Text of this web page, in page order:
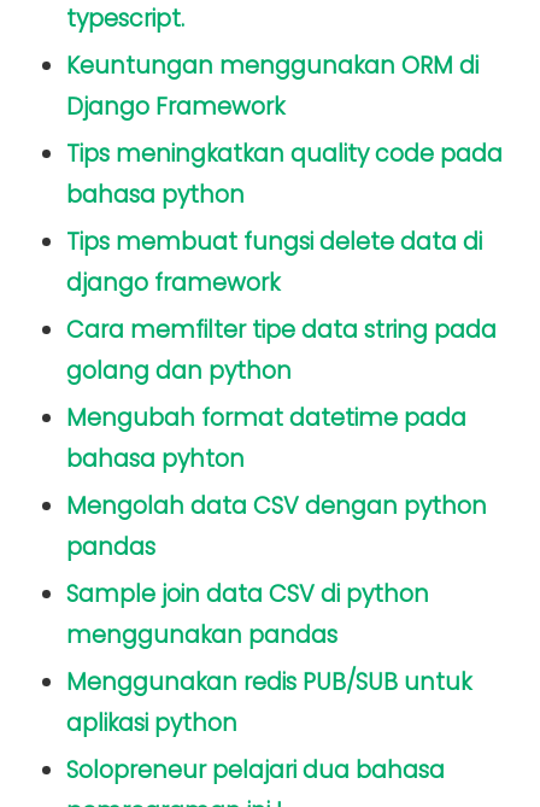
typescript.
Keuntungan menggunakan ORM di
Django Framework
Tips meningkatkan quality code pada
bahasa python
Tips membuat fungsi delete data di
django framework
Cara memfilter tipe data string pada
golang dan python
Mengubah format datetime pada
bahasa pyhton
Mengolah data CSV dengan python
pandas
Sample join data CSV di python
menggunakan pandas
Menggunakan redis PUB/SUB untuk
aplikasi python
Solopreneur pelajari dua bahasa